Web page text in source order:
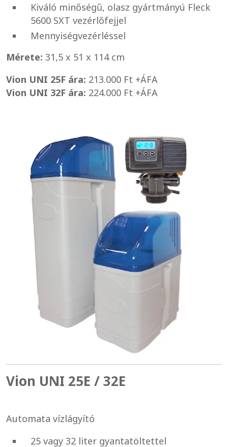
Kiváló minőségű, olasz gyártmányú Fleck
5600 SXT vezérlőfejjel
Mennyiségvezérléssel
Mérete: 31,5 x 51 x 114 cm
Vion UNI 25F ára: 213.000 Ft +ÁFA
Vion UNI 32F ára: 224.000 Ft +ÁFA
Vion UNI 25E / 32E
Automata vízlágyító
25 vagy 32 liter gyantatöltettel